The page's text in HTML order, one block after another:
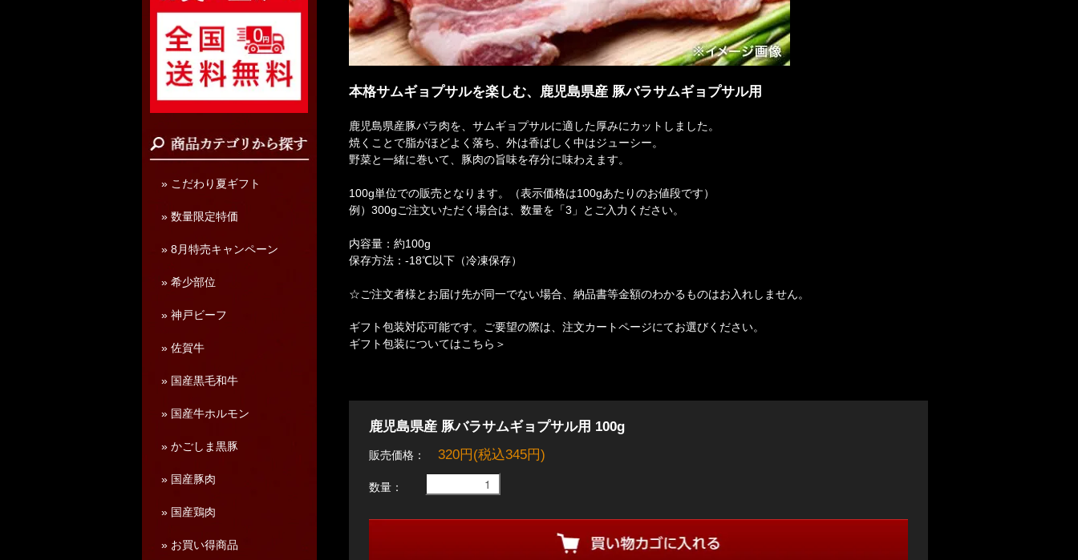
本格サムギョプサルを楽しむ、鹿児島県産 豚バラサムギョプサル用
鹿児島県産豚バラ肉を、サムギョプサルに適した厚みにカットしました。
焼くことで脂がほどよく落ち、外は香ばしく中はジューシー。
野菜と一緒に巻いて、豚肉の旨味を存分に味わえます。
100g単位での販売となります。（表示価格は100gあたりのお値段です）
例）300gご注文いただく場合は、数量を「3」とご入力ください。
内容量：約100g
保存方法：-18℃以下（冷凍保存）
☆ご注文者様とお届け先が同一でない場合、納品書等金額のわかるものはお入れしません。
ギフト包装対応可能です。ご要望の際は、注文カートページにてお選びください。
ギフト包装についてはこちら＞
鹿児島県産 豚バラサムギョプサル用 100g
販売価格： 320円(税込345円)
数量：
» こだわり夏ギフト
» 数量限定特価
» 8月特売キャンペーン
» 希少部位
» 神戸ビーフ
» 佐賀牛
» 国産黒毛和牛
» 国産牛ホルモン
» かごしま黒豚
» 国産豚肉
» 国産鶏肉
» お買い得商品